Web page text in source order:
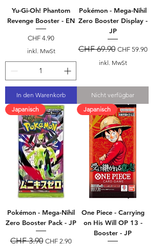
Yu-Gi-Oh! Phantom
Revenge Booster - EN
Preis
CHF 4.90
inkl. MwSt
In den Warenkorb
Pokémon - Mega-Nihil
Zero Booster Display -
JP
Standardpreis
CHF 69.90 Sale-Preis
CHF 59.90
inkl. MwSt
Nicht verfügbar
Japanisch
Pokémon - Mega-Nihil
Zero Booster Pack - JP
Standardpreis
CHF 3.90 Sale-Preis
CHF 2.90
Japanisch
One Piece - Carrying
on His Will OP 13 -
Booster - JP